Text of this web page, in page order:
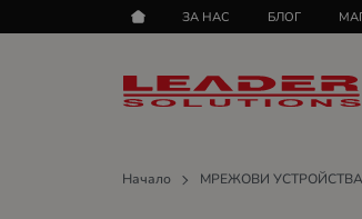
ЗА НАС БЛОГ
Начало МРЕЖОВИ УСТРОЙСТВА